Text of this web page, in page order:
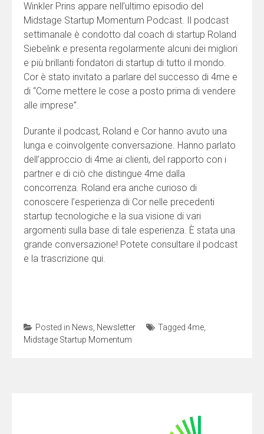
Winkler Prins appare nell’ultimo episodio del
Midstage Startup Momentum Podcast. Il podcast
settimanale è condotto dal coach di startup Roland
Siebelink e presenta regolarmente alcuni dei migliori
e più brillanti fondatori di startup di tutto il mondo.
Cor è stato invitato a parlare del successo di 4me e
di “Come mettere le cose a posto prima di vendere
alle imprese”.
Durante il podcast, Roland e Cor hanno avuto una
lunga e coinvolgente conversazione. Hanno parlato
dell’approccio di 4me ai clienti, del rapporto con i
partner e di ciò che distingue 4me dalla
concorrenza. Roland era anche curioso di
conoscere l’esperienza di Cor nelle precedenti
startup tecnologiche e la sua visione di vari
argomenti sulla base di tale esperienza. È stata una
grande conversazione! Potete consultare il podcast
e la trascrizione qui.
Posted in News Newsletter Tagged 4me
Midstage Startup Momentum